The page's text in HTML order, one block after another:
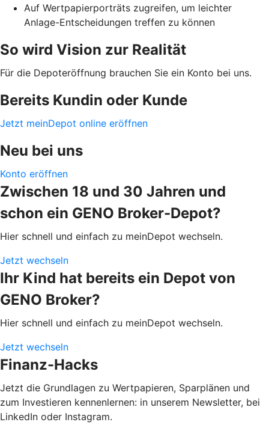
Auf Wertpapierporträts zugreifen, um leichter
Anlage-Entscheidungen treffen zu können
So wird Vision zur Realität
Für die Depoteröffnung brauchen Sie ein Konto bei uns.
Bereits Kundin oder Kunde
Jetzt meinDepot online eröffnen
Neu bei uns
Konto eröffnen
Zwischen 18 und 30 Jahren und
schon ein GENO Broker-Depot?
Hier schnell und einfach zu meinDepot wechseln.
Jetzt wechseln
Ihr Kind hat bereits ein Depot von
GENO Broker?
Hier schnell und einfach zu meinDepot wechseln.
Jetzt wechseln
Finanz-Hacks
Jetzt die Grundlagen zu Wertpapieren, Sparplänen und
zum Investieren kennenlernen: in unserem Newsletter, bei
LinkedIn oder Instagram.